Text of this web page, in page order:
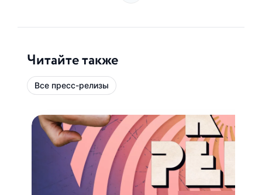
Читайте также
Все пресс-релизы